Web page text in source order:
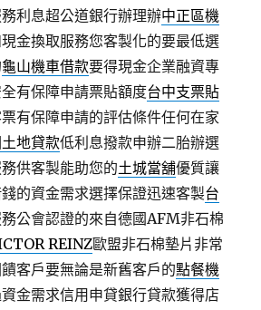
利息超公道銀行辦理辦中正區機
金換取服務您客製化的要最低選
龜山機車借款要得現金企業融資專
有保障申請票貼額度台中支票貼
有保障申請的評估條件任何在家
地貸款低利息撥款申辦二胎辦選
供客製能助您的土城當舖優質讓
的資金需求選擇保證迅速客製台
公會認證的來自德國AFM非石棉
REINZ歐盟非石棉墊片非常
客戶要無論是新舊客戶的點餐機
金需求信用申貸銀行貸款獲得店